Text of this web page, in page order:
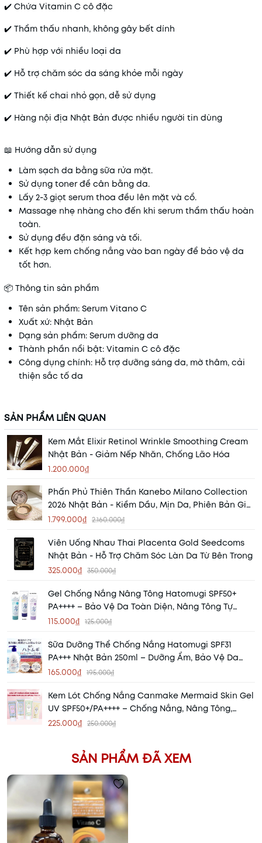
✔️ Chứa Vitamin C cô đặc
✔️ Thẩm thấu nhanh, không gây bết dính
✔️ Phù hợp với nhiều loại da
✔️ Hỗ trợ chăm sóc da sáng khỏe mỗi ngày
✔️ Thiết kế chai nhỏ gọn, dễ sử dụng
✔️ Hàng nội địa Nhật Bản được nhiều người tin dùng
📖 Hướng dẫn sử dụng
Làm sạch da bằng sữa rửa mặt.
Sử dụng toner để cân bằng da.
Lấy 2-3 giọt serum thoa đều lên mặt và cổ.
Massage nhẹ nhàng cho đến khi serum thẩm thấu hoàn
toàn.
Sử dụng đều đặn sáng và tối.
Kết hợp kem chống nắng vào ban ngày để bảo vệ da
tốt hơn.
📦 Thông tin sản phẩm
Tên sản phẩm: Serum Vitano C
Xuất xứ: Nhật Bản
Dạng sản phẩm: Serum dưỡng da
Thành phần nổi bật: Vitamin C cô đặc
Công dụng chính: Hỗ trợ dưỡng sáng da, mờ thâm, cải
thiện sắc tố da
SẢN PHẨM LIÊN QUAN
Kem Mắt Elixir Retinol Wrinkle Smoothing Cream
Nhật Bản - Giảm Nếp Nhăn, Chống Lão Hóa
1.200.000₫
Phấn Phủ Thiên Thần Kanebo Milano Collection
2026 Nhật Bản - Kiềm Dầu, Mịn Da, Phiên Bản Giới
Hạn
1.799.000₫ 2.160.000₫
Viên Uống Nhau Thai Placenta Gold Seedcoms
Nhật Bản - Hỗ Trợ Chăm Sóc Làn Da Từ Bên Trong
325.000₫ 350.000₫
Gel Chống Nắng Nâng Tông Hatomugi SPF50+
PA++++ – Bảo Vệ Da Toàn Diện, Nâng Tông Tự
Nhiên
115.000₫ 125.000₫
Sữa Dưỡng Thể Chống Nắng Hatomugi SPF31
PA+++ Nhật Bản 250ml – Dưỡng Ẩm, Bảo Vệ Da
Mỗi Ngày
165.000₫ 195.000₫
Kem Lót Chống Nắng Canmake Mermaid Skin Gel
UV SPF50+/PA++++ – Chống Nắng, Nâng Tông,
Dưỡng Ẩm Hoàn Hảo
225.000₫ 250.000₫
SẢN PHẨM ĐÃ XEM